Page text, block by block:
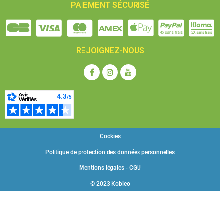
PAIEMENT SÉCURISÉ
REJOIGNEZ-NOUS
© 2023 Kobleo
Mentions légales - CGU
Politique de protection des données personnelles
Cookies